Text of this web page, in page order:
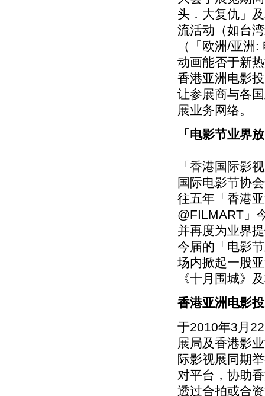
头．大复仇」
流活动（如台
（「欧洲/亚洲
动画能否于新
香港亚洲电影
让参展商与各
展业务网络。
「电影节业界
「香港国际影
国际电影节协
往五年「香港
@FILMART」
并再度为业界
今届的「电影
场内掀起一股
《十月围城》
香港亚洲电影
于2010年3月
展局及香港影
际影视展同期
对平台，协助
透过合拍或合